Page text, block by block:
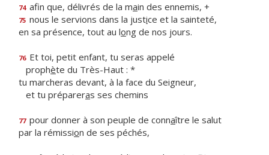
74 afin que, délivrés de la main des ennemis, +
75 nous le servions dans la justice et la sainteté,
en sa présence, tout au long de nos jours.
76 Et toi, petit enfant, tu seras appelé
prophète du Très-Haut : *
tu marcheras devant, à la face du Seigneur,
et tu prépareras ses chemins
77 pour donner à son peuple de connaître le salut
par la rémission de ses péchés,